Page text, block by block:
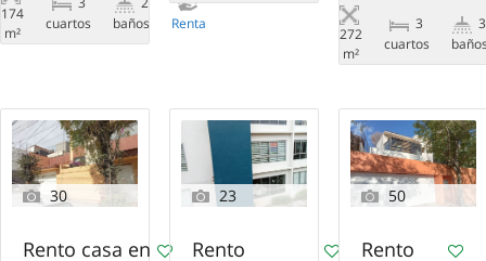
174
m²
сuartos
baños
Renta
272
m²
3
сuartos
3
30
Rento casa en
23
Rento
50
Rento